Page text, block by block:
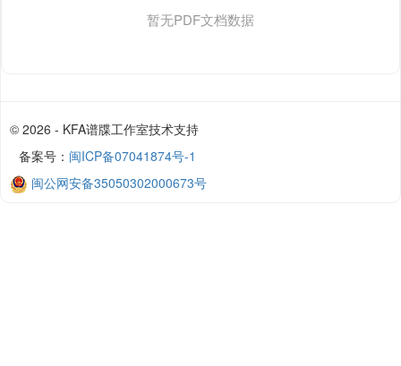
暂无PDF文档数据
© 2026 - KFA谱牒工作室技术支持
备案号： 闽ICP备07041874号-1
闽公网安备35050302000673号